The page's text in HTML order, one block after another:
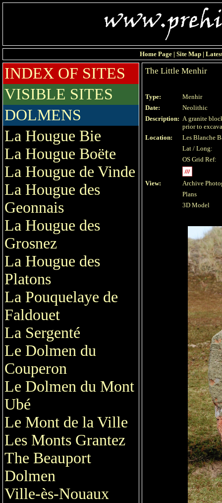
Home Page| Site Map|
INDEX OF SITES
VISIBLE SITES
DOLMENS
La Hougue Bie
La Hougue Boëte
La Hougue de Vinde
La Hougue des
Geonnais
La Hougue des
Grosnez
La Hougue des
Platons
La Pouquelaye de
Faldouet
La Sergenté
Le Dolmen du
Couperon
Le Dolmen du Mont
Ubé
Le Mont de la Ville
Les Monts Grantez
The Beauport
Dolmen
Ville-ès-Nouaux
The Little Menhir
Type:
Menhir
Date:
Neolithic
Description: A granite
prior to
Location:
Les Blanche
Lat / Long:
OS Grid Ref:
View:
Archive
Plans
3D Model